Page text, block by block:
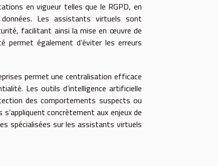
en vigueur telles que le RGPD, en
Les assistants virtuels sont
facilitant ainsi la mise en œuvre de
permet également d’éviter les erreurs
permet une centralisation efficace
Les outils d’intelligence artificielle
des comportements suspects ou
concrètement aux enjeux de
spécialisées sur les assistants virtuels